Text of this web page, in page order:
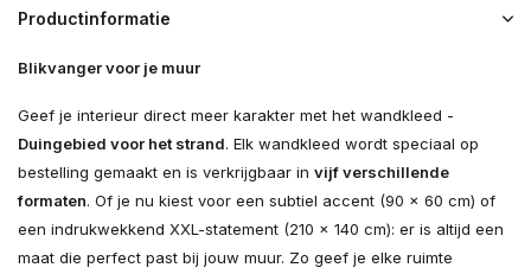
Productinformatie
Blikvanger voor je muur
Geef je interieur direct meer karakter met het wandkleed -
Duingebied voor het strand. Elk wandkleed wordt speciaal op
bestelling gemaakt en is verkrijgbaar in vijf verschillende
formaten. Of je nu kiest voor een subtiel accent (90 × 60 cm) of
een indrukwekkend XXL-statement (210 × 140 cm): er is altijd een
maat die perfect past bij jouw muur. Zo geef je elke ruimte